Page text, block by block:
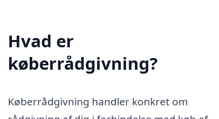
Hvad er
køberrådgivning?
Køberrådgivning handler konkret om